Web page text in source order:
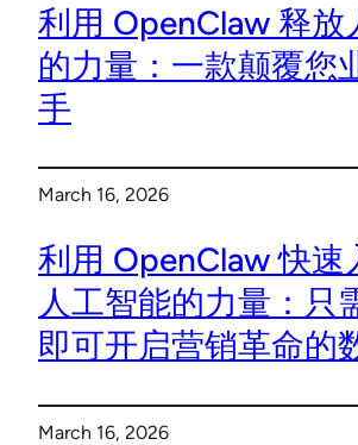
利用 OpenClaw 释放
的力量：一款颠覆您
手
March 16, 2026
利用 OpenClaw 快速
人工智能的力量：只
即可开启营销革命的
March 16, 2026